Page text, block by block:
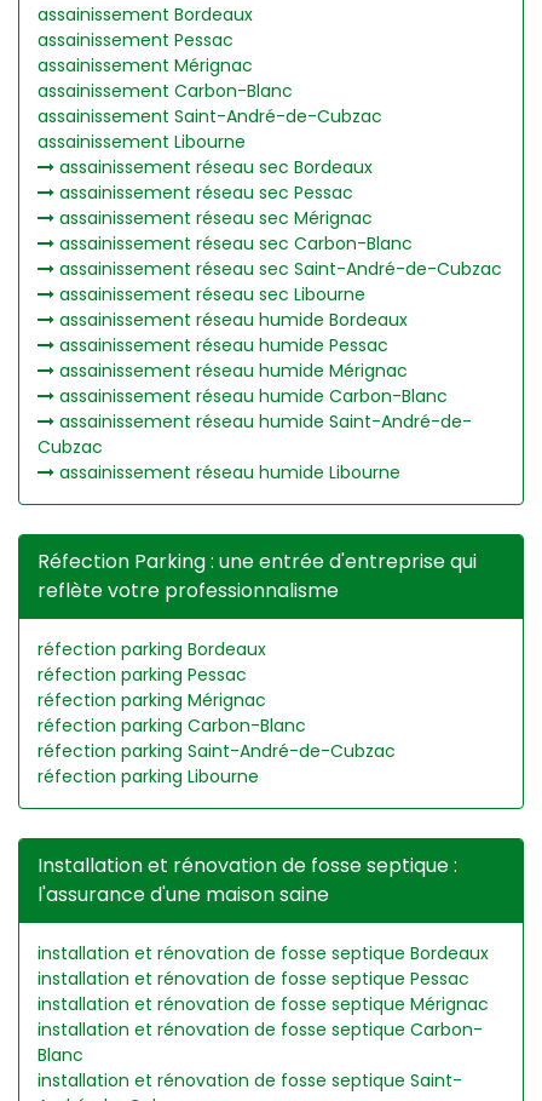
assainissement Bordeaux
assainissement Pessac
assainissement Mérignac
assainissement Carbon-Blanc
assainissement Saint-André-de-Cubzac
assainissement Libourne
assainissement réseau sec Bordeaux
assainissement réseau sec Pessac
assainissement réseau sec Mérignac
assainissement réseau sec Carbon-Blanc
assainissement réseau sec Saint-André-de-Cubzac
assainissement réseau sec Libourne
assainissement réseau humide Bordeaux
assainissement réseau humide Pessac
assainissement réseau humide Mérignac
assainissement réseau humide Carbon-Blanc
assainissement réseau humide Saint-André-de-
Cubzac
assainissement réseau humide Libourne
Réfection Parking : une entrée d'entreprise qui
reflète votre professionnalisme
réfection parking Bordeaux
réfection parking Pessac
réfection parking Mérignac
réfection parking Carbon-Blanc
réfection parking Saint-André-de-Cubzac
réfection parking Libourne
Installation et rénovation de fosse septique :
l'assurance d'une maison saine
installation et rénovation de fosse septique Bordeaux
installation et rénovation de fosse septique Pessac
installation et rénovation de fosse septique Mérignac
installation et rénovation de fosse septique Carbon-
Blanc
installation et rénovation de fosse septique Saint-